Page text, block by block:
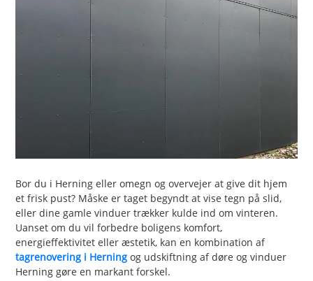
PET
SHOPPING
REAL
ESTATE
CONTACT
Bor du i Herning eller omegn og overvejer at give dit hjem
et frisk pust? Måske er taget begyndt at vise tegn på slid,
eller dine gamle vinduer trækker kulde ind om vinteren.
Uanset om du vil forbedre boligens komfort,
energieffektivitet eller æstetik, kan en kombination af
tagrenovering i Herning og udskiftning af døre og vinduer
Herning gøre en markant forskel.